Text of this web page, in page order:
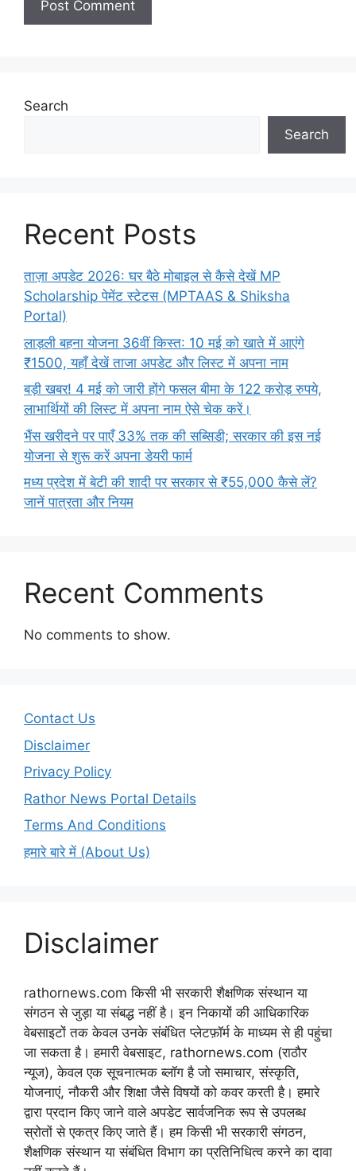
Search
Search
Recent Posts
ताज़ा अपडेट 2026: घर बैठे मोबाइल से कैसे देखें MP
Scholarship पेमेंट स्टेटस (MPTAAS & Shiksha
Portal)
लाड़ली बहना योजना 36वीं किस्त: 10 मई को खाते में आएंगे
₹1500, यहाँ देखें ताजा अपडेट और लिस्ट में अपना नाम
बड़ी खबर! 4 मई को जारी होंगे फसल बीमा के 122 करोड़ रुपये,
लाभार्थियों की लिस्ट में अपना नाम ऐसे चेक करें।
भैंस खरीदने पर पाएँ 33% तक की सब्सिडी; सरकार की इस नई
योजना से शुरू करें अपना डेयरी फार्म
मध्य प्रदेश में बेटी की शादी पर सरकार से ₹55,000 कैसे लें?
जानें पात्रता और नियम
Recent Comments
No comments to show.
Contact Us
Disclaimer
Privacy Policy
Rathor News Portal Details
Terms And Conditions
हमारे बारे में (About Us)
Disclaimer
rathornews.com किसी भी सरकारी शैक्षणिक संस्थान या
संगठन से जुड़ा या संबद्ध नहीं है। इन निकायों की आधिकारिक
वेबसाइटों तक केवल उनके संबंधित प्लेटफ़ॉर्म के माध्यम से ही पहुंचा
जा सकता है। हमारी वेबसाइट, rathornews.com (राठौर
न्यूज), केवल एक सूचनात्मक ब्लॉग है जो समाचार, संस्कृति,
योजनाएं, नौकरी और शिक्षा जैसे विषयों को कवर करती है। हमारे
द्वारा प्रदान किए जाने वाले अपडेट सार्वजनिक रूप से उपलब्ध
स्रोतों से एकत्र किए जाते हैं। हम किसी भी सरकारी संगठन,
शैक्षणिक संस्थान या संबंधित विभाग का प्रतिनिधित्व करने का दावा